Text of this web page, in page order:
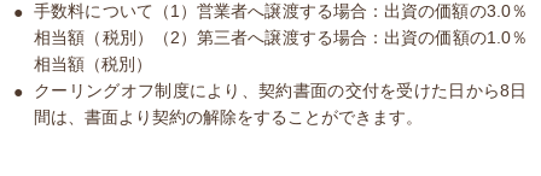
手数料について（1）営業者へ譲渡する場合：出資の価額の3.0％
相当額（税別）（2）第三者へ譲渡する場合：出資の価額の1.0％
相当額（税別）
クーリングオフ制度により、契約書面の交付を受けた日から8日
間は、書面より契約の解除をすることができます。